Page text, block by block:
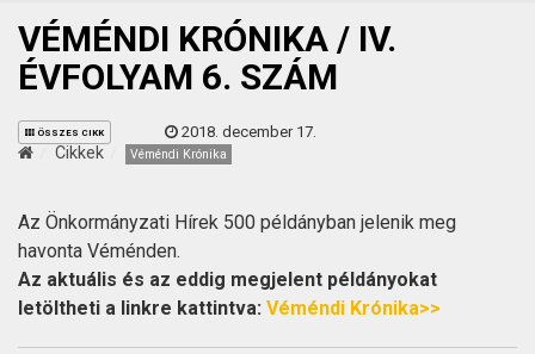
ÁLTALÁNOS SZERZŐDÉSI FELTÉTELEK
KINCSES BARANYA VÉMÉND
VÉMÉNDI KRÓNIKA / IV.
ÉVFOLYAM 6. SZÁM
ÖSSZES CIKK 2018. december 17.
Cikkek Véméndi Krónika
Az Önkormányzati Hírek 500 példányban jelenik meg
havonta Véménden.
Az aktuális és az eddig megjelent példányokat
letöltheti a linkre kattintva: Véméndi Krónika>>